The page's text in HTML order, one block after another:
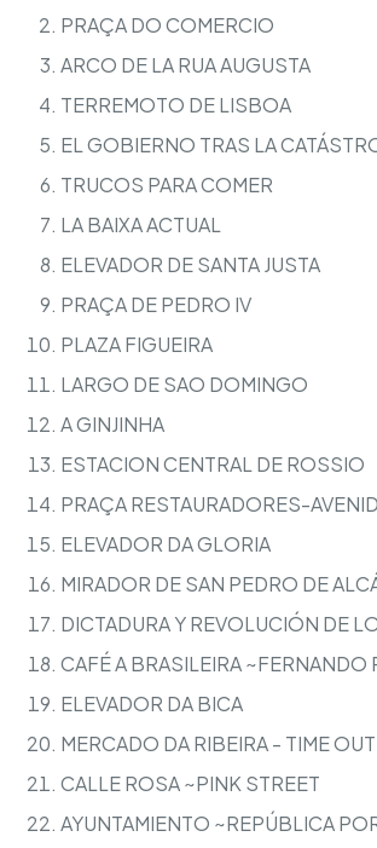
PRAÇA DO COMERCIO
ARCO DE LA RUA AUGUSTA
TERREMOTO DE LISBOA
EL GOBIERNO TRAS LA
TRUCOS PARA COMER
LA BAIXA ACTUAL
ELEVADOR DE SANTA JUSTA
PRAÇA DE PEDRO IV
PLAZA FIGUEIRA
LARGO DE SAO DOMINGO
A GINJINHA
ESTACION CENTRAL DE ROSSIO
PRAÇA RESTAURADORES-
ELEVADOR DA GLORIA
MIRADOR DE SAN PEDRO DE
DICTADURA Y REVOLUCIÓN DE
CAFÉ A BRASILEIRA ~FERNANDO
ELEVADOR DA BICA
MERCADO DA RIBEIRA - TIME OUT
CALLE ROSA ~PINK STREET
AYUNTAMIENTO ~REPÚBLICA